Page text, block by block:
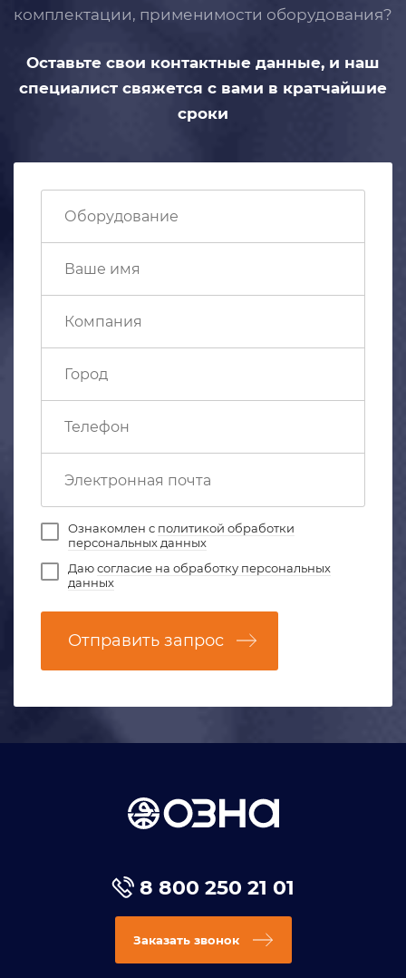
комплектации, применимости оборудования?
Оставьте свои контактные данные, и наш
специалист свяжется с вами в кратчайшие
сроки
Ознакомлен с политикой обработки
персональных данных
Даюсогласие на обработку персональных
данных
Отправить запрос
8 800 250 21 01
Заказать звонок